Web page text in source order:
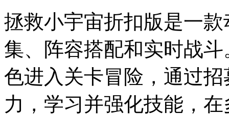
拯救小宇宙折扣版是一
集、阵容搭配和实时战
色进入关卡冒险，通过
力，学习并强化技能，